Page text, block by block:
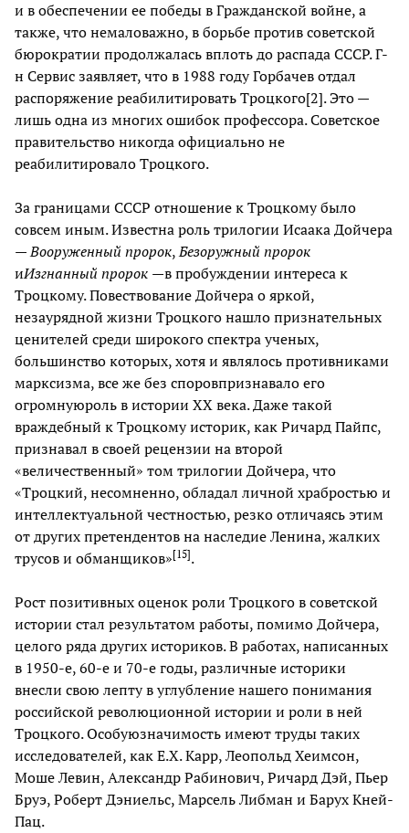
и в обеспечении ее победы в Гражданской войне, а
также, что немаловажно, в борьбе против советской
бюрократии продолжалась вплоть до распада СССР. Г-
н Сервис заявляет, что в 1988 году Горбачев отдал
распоряжение реабилитировать Троцкого[2]. Это —
лишь одна из многих ошибок профессора. Советское
правительство никогда официально не
реабилитировало Троцкого.
За границами СССР отношение к Троцкому было
совсем иным. Известна роль трилогии Исаака Дойчера
—Вооруженный пророк,Безоружный пророк
иИзгнанный пророк —в пробуждении интереса к
Троцкому. Повествование Дойчера о яркой,
незаурядной жизни Троцкого нашло признательных
ценителей среди широкого спектра ученых,
большинство которых, хотя и являлось противниками
марксизма, все же без споровпризнавало его
огромнуюроль в истории ХХ века. Даже такой
враждебный к Троцкому историк, как Ричард Пайпс,
признавал в своей рецензии на второй
«величественный» том трилогии Дойчера, что
«Троцкий, несомненно, обладал личной храбростью и
интеллектуальной честностью, резко отличаясь этим
от других претендентов на наследие Ленина, жалких
трусов и обманщиков»[15].
Рост позитивных оценок роли Троцкого в советской
истории стал результатом работы, помимо Дойчера,
целого ряда других историков. В работах, написанных
в 1950-е, 60-е и 70-е годы, различные историки
внесли свою лепту в углубление нашего понимания
российской революционной истории и роли в ней
Троцкого. Особуюзначимость имеют труды таких
исследователей, как Е.Х. Карр, Леопольд Хеимсон,
Моше Левин, Александр Рабинович, Ричард Дэй, Пьер
Бруэ, Роберт Дэниельс, Марсель Либман и Барух Кней-
Пац.